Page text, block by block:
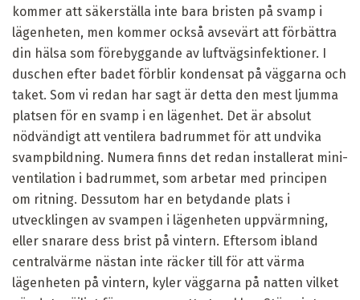
kommer att säkerställa inte bara bristen på svamp i
lägenheten, men kommer också avsevärt att förbättra
din hälsa som förebyggande av luftvägsinfektioner. I
duschen efter badet förblir kondensat på väggarna och
taket. Som vi redan har sagt är detta den mest ljumma
platsen för en svamp i en lägenhet. Det är absolut
nödvändigt att ventilera badrummet för att undvika
svampbildning. Numera finns det redan installerat mini-
ventilation i badrummet, som arbetar med principen
om ritning. Dessutom har en betydande plats i
utvecklingen av svampen i lägenheten uppvärmning,
eller snarare dess brist på vintern. Eftersom ibland
centralvärme nästan inte räcker till för att värma
lägenheten på vintern, kyler väggarna på natten vilket